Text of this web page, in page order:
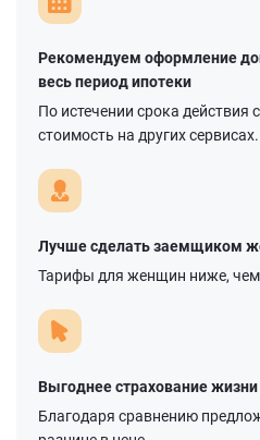
Рекомендуем оформление
весь период ипотеки
По истечении срока действия
стоимость на других сервисах.
Лучше сделать заемщиком
Тарифы для женщин ниже,
Выгоднее страхование
Благодаря сравнению